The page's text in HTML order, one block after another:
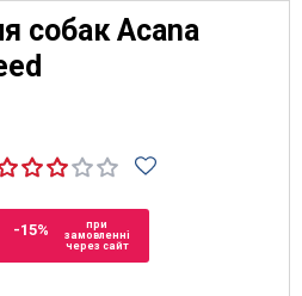
собак Acana
-15%
при
замовленні
через сайт